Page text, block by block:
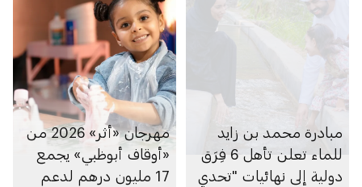
مبادرة محمد بن زايد
للماء تعلن تأهل 6 فِرَق
دولية إلى نهائيات "تحدي
مهرجان «أثر» 2026 من
«أوقاف أبوظبي» يجمع
17 مليون درهم لدعم